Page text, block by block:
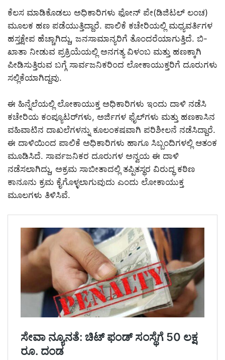
ಕೆಲಸ ಮಾಡಿಕೊಡಲು ಅಧಿಕಾರಿಗಳು ಫೋನ್ ಪೇ(ಡಿಜಿಟಲ್ ಲಂಚ)
ಮೂಲಕ ಹಣ ಪಡೆಯುತ್ತಿದ್ದಾರೆ. ಪಾಲಿಕೆ ಕಚೇರಿಯಲ್ಲಿ ಮಧ್ಯವರ್ತಿಗಳ
ಹಸ್ತಕ್ಷೇಪ ಹೆಚ್ಚಾಗಿದ್ದು, ಜನಸಾಮಾನ್ಯರಿಗೆ ತೊಂದರೆಯಾಗುತ್ತಿದೆ. ಬಿ-
ಖಾತಾ ನೀಡುವ ಪ್ರಕ್ರಿಯೆಯಲ್ಲಿ ಅನಗತ್ಯ ವಿಳಂಬ ಮತ್ತು ಹಣಕ್ಕಾಗಿ
ಪೀಡಿಸುತ್ತಿರುವ ಬಗ್ಗೆ ಸಾರ್ವಜನಿಕರಿಂದ ಲೋಕಾಯುಕ್ತರಿಗೆ ದೂರುಗಳು
ಸಲ್ಲಿಕೆಯಾಗಿದ್ದವು.
ಈ ಹಿನ್ನೆಲೆಯಲ್ಲಿ ಲೋಕಾಯುಕ್ತ ಅಧಿಕಾರಿಗಳು ಇಂದು ದಾಳಿ ನಡೆಸಿ
ಕಚೇರಿಯ ಕಂಪ್ಯೂಟರ್‌ಗಳು, ಅರ್ಜಿಗಳ ಫೈಲ್‌ಗಳು ಮತ್ತು ಹಣಕಾಸಿನ
ವಹಿವಾಟಿನ ದಾಖಲೆಗಳನ್ನು ಕೂಲಂಕಷವಾಗಿ ಪರಿಶೀಲನೆ ನಡೆಸಿದ್ದಾರೆ.
ಈ ದಾಳಿಯಿಂದ ಪಾಲಿಕೆ ಅಧಿಕಾರಿಗಳು ಹಾಗೂ ಸಿಬ್ಬಂದಿಗಳಲ್ಲಿ ಆತಂಕ
ಮೂಡಿಸಿದೆ. ಸಾರ್ವಜನಿಕರ ದೂರುಗಳ ಅನ್ವಯ ಈ ದಾಳಿ
ನಡೆಸಲಾಗಿದ್ದು, ಅಕ್ರಮ ಸಾಬೀತಾದಲ್ಲಿ ತಪ್ಪಿತಸ್ಥರ ವಿರುದ್ಧ ಕಠಿಣ
ಕಾನೂನು ಕ್ರಮ ಕೈಗೊಳ್ಳಲಾಗುವುದು ಎಂದು ಲೋಕಾಯುಕ್ತ
ಮೂಲಗಳು ತಿಳಿಸಿವೆ.